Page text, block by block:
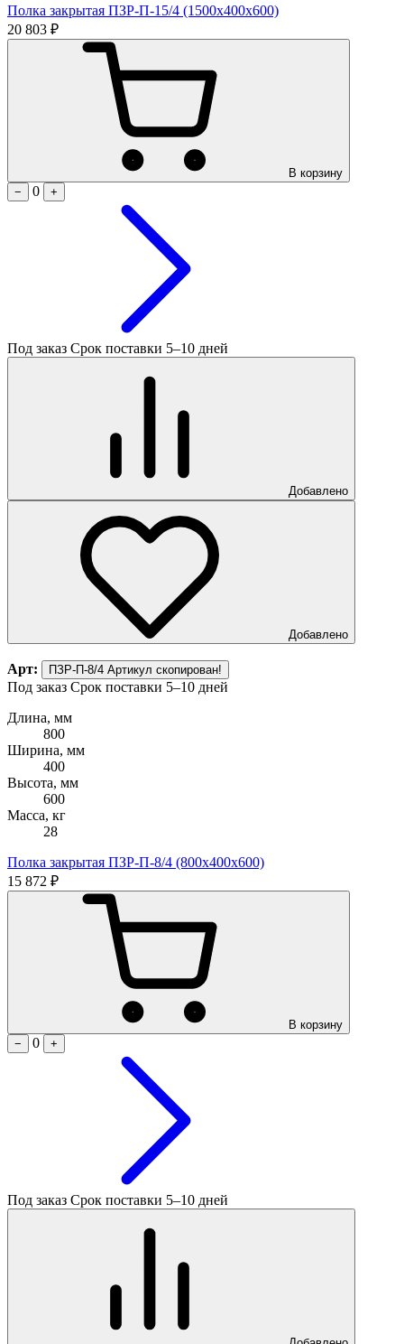
Полка закрытая ПЗР-П-15/4 (1500х400х600)
20 803 ₽
В корзину
−
0 +
Под заказ Срок поставки 5–10 дней
Добавлено
Добавлено
Арт: ПЗР-П-8/4 Артикул скопирован!
Под заказ Срок поставки 5–10 дней
Длина, мм
800
Ширина, мм
400
Высота, мм
600
Масса, кг
28
Полка закрытая ПЗР-П-8/4 (800х400х600)
15 872 ₽
В корзину
−
0 +
Под заказ Срок поставки 5–10 дней